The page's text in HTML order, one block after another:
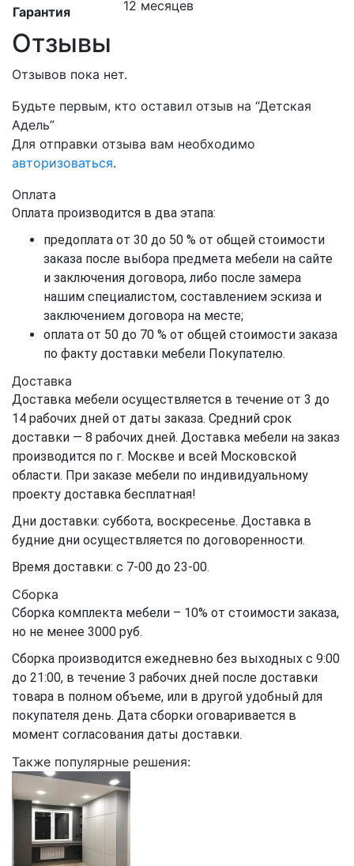
Гарантия 12 месяцев
Отзывы
Отзывов пока нет.
Будьте первым, кто оставил отзыв на “Детская
Адель”
Для отправки отзыва вам необходимо
авторизоваться.
Оплата
Оплата производится в два этапа:
предоплата от 30 до 50 % от общей стоимости
заказа после выбора предмета мебели на сайте
и заключения договора, либо после замера
нашим специалистом, составлением эскиза и
заключением договора на месте;
оплата от 50 до 70 % от общей стоимости заказа
по факту доставки мебели Покупателю.
Доставка
Доставка мебели осуществляется в течение от 3 до
14 рабочих дней от даты заказа. Средний срок
доставки — 8 рабочих дней. Доставка мебели на заказ
производится по г. Москве и всей Московской
области. При заказе мебели по индивидуальному
проекту доставка бесплатная!
Дни доставки: суббота, воскресенье. Доставка в
будние дни осуществляется по договоренности.
Время доставки: с 7-00 до 23-00.
Сборка
Сборка комплекта мебели – 10% от стоимости заказа,
но не менее 3000 руб.
Сборка производится ежедневно без выходных с 9:00
до 21:00, в течение 3 рабочих дней после доставки
товара в полном объеме, или в другой удобный для
покупателя день. Дата сборки оговаривается в
момент согласования даты доставки.
Также популярные решения: